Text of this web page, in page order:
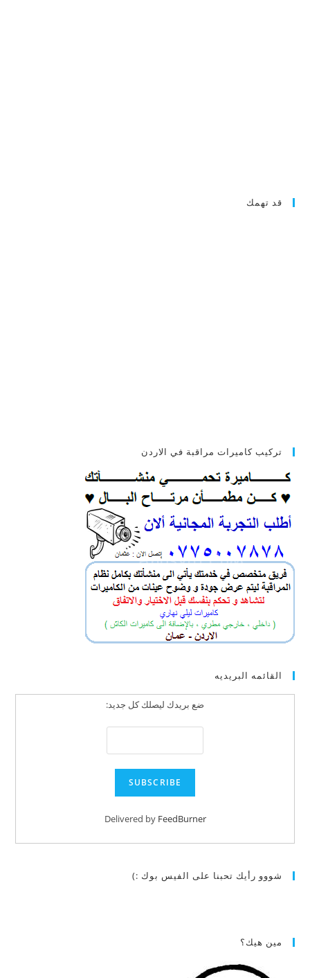
قد تهمك
تركيب كاميرات مراقبة في الاردن
القائمه البريديه
ضع بريدك ليصلك كل جديد:
Delivered by FeedBurner
شووو رأيك تحبنا على الفيس بوك :)
مين هيك؟